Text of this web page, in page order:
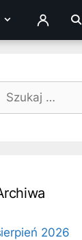
ZALOGUJ
Szukaj:
2026